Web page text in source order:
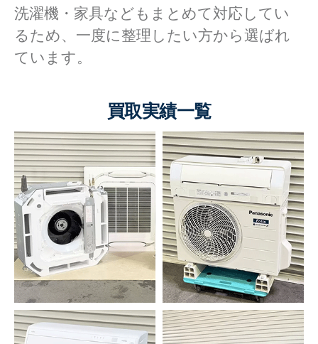
洗濯機・家具などもまとめて対応してい
るため、一度に整理したい方から選ばれ
ています。
買取実績一覧